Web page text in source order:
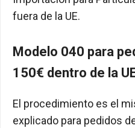
fuera de la UE.
Modelo 040 para
150€ dentro de la
El procedimiento es el
explicado para pedidos